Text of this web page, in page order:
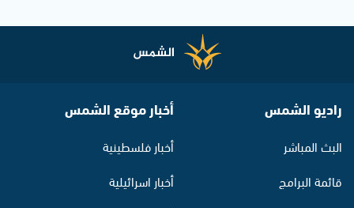
راديو الشمس
البث المباشر
قائمة البرامج
أخبار موقع الشمس
أخبار فلسطينية
أخبار اسرائيلية